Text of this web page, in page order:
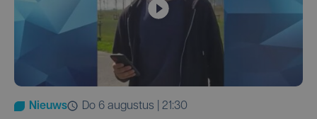
Nieuws
do 6 augustus | 21:30